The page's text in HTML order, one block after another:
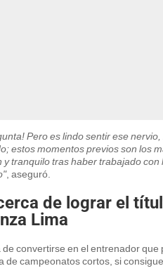
Pero es lindo sentir ese
estos momentos previos son los
y tranquilo tras haber trabajado
, aseguró.
de lograr el
Lima
convertirse en el entrenador
de campeonatos cortos, si